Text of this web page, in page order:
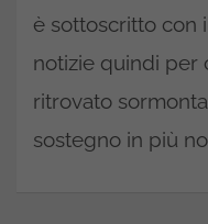
è sottoscritto con
notizie quindi per
ritrovato
sostegno in più